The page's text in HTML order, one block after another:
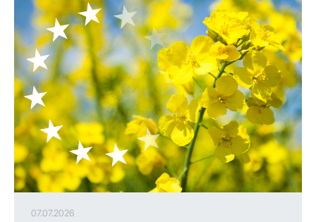
07.07.2026